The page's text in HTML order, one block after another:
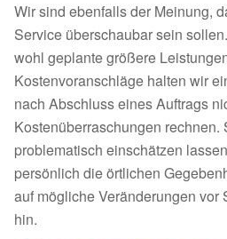
Wir sind ebenfalls der Meinung,
Service überschaubar sein
wohl geplante größere
Kostenvoranschläge halten wir
nach Abschluss eines Auftrags
Kostenüberraschungen rechnen.
problematisch einschätzen
persönlich die örtlichen
auf mögliche Veränderungen vor
hin.